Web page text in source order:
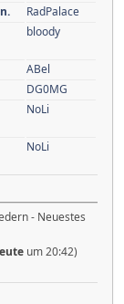
RadPalace
bloody
ABel
DG0MG
NoLi
NoLi
- Neuestes
um 20:42)